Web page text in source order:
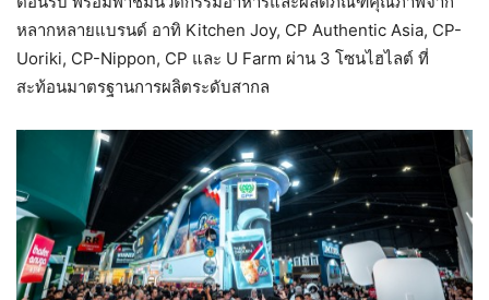
หลากหลายแบรนด์ อาทิ Kitchen Joy, CP Authentic Asia, CP-
Uoriki, CP-Nippon, CP และ U Farm ผ่าน 3 โซนไฮไลต์ ที่
สะท้อนมาตรฐานการผลิตระดับสากล